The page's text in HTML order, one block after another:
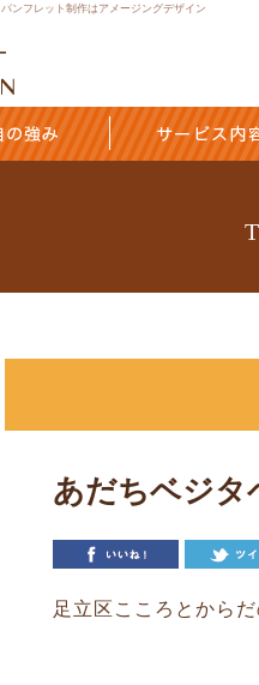
ンフレット制作はアメージングデザイン
あだちベジタ
足立区こころとから